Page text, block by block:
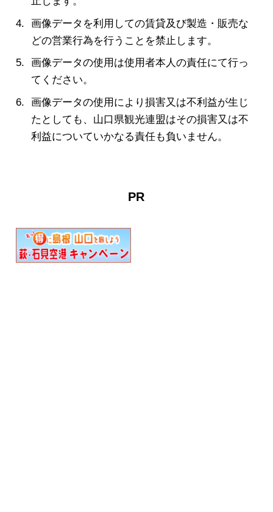
画像データを利用しての賃貸及び製造・販売な
どの営業行為を行うことを禁止します。
画像データの使用は使用者本人の責任にて行っ
てください。
画像データの使用により損害又は不利益が生じ
たとしても、山口県観光連盟はその損害又は不
利益についていかなる責任も負いません。
PR